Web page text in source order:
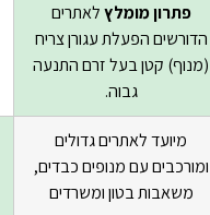
פתרון מומלץלאתרים
הדורשים הפעלת עגורן צריח
(מנוף) קטן בעל זרם התנעה
גבוה.
מיועד לאתרים גדולים
ומורכבים עם מנופים כבדים,
משאבות בטון ומשרדים